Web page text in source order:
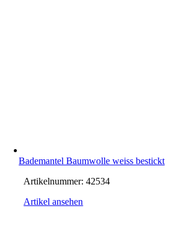
Bademantel Baumwolle weiss bestickt
Artikelnummer:42534
Artikel ansehen